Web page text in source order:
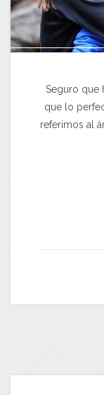
Seguro que
que lo
referimos al